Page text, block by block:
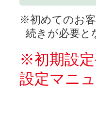
※初めてのお
続きが必要と
※初期設
設定マニ